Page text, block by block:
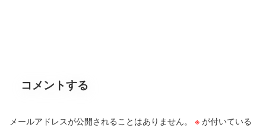
コメントする
メールアドレスが公開されることはありません。 ※が付いている